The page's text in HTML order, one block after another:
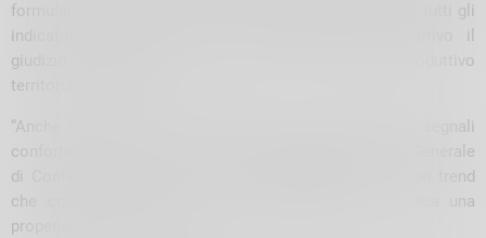
formulate per il semestre in corso, con il segno più per tutti gli
indicatori, così come resta complessivamente positivo il
giudizio sull’andamento generale del sistema produttivo
territoriale nel 2022”.
“Anche sul versante dell’occupazione si confermano i segnali
confortanti sino ad ora rilevati – evidenzia il Direttore Generale
di Confindustria Lecco e Sondrio,
-, con un trend
che continua a mantenersi stabile, quando non indica una
propensione all’aumento.